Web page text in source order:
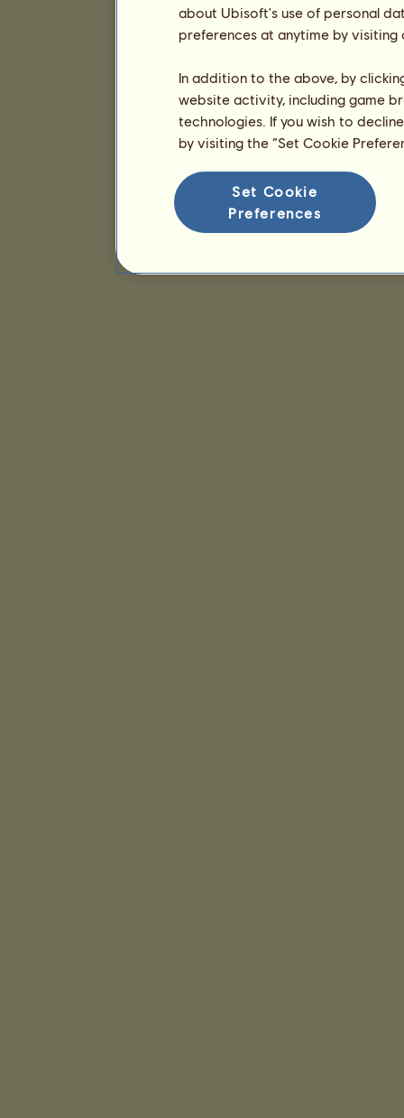
about Ubisoft's use of personal
preferences at anytime by
In addition to the above, by
website activity, including game
technologies. If you wish to
by visiting the “Set Cookie
Set Cookie
Preferences